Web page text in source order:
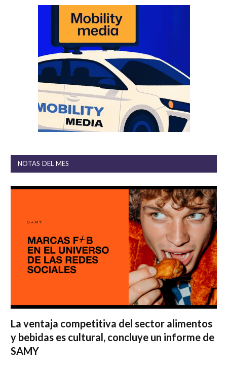
NOTAS DEL MES
La ventaja competitiva del sector alimentos
y bebidas es cultural, concluye un informe de
SAMY